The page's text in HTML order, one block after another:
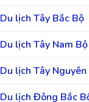
Du lịch Tây Bắc Bộ
Du lịch Tây Nam Bộ
Du lịch Tây Nguyên
Du lịch Đông Bắc